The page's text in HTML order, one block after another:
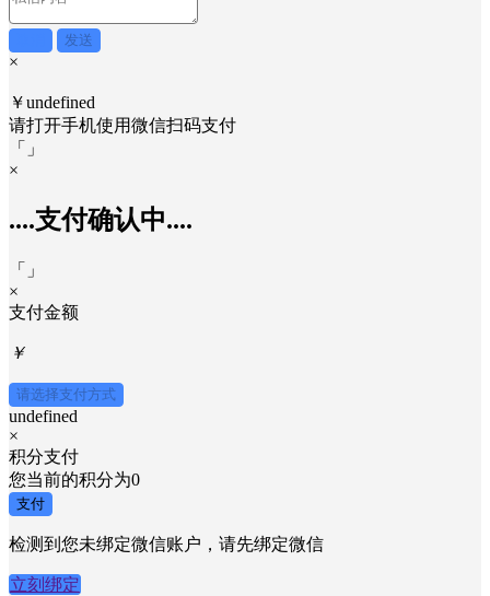
发送
×
￥undefined
请打开手机使用微信扫码支付
「
」
×
....支付确认中....
「
」
×
支付金额
￥
请选择支付方式
undefined
×
积分支付
您当前的积分为0
支付
检测到您未绑定微信账户，请先绑定微信
立刻绑定